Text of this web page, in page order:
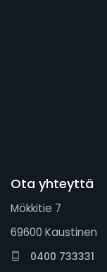
Ota yhteyttä
Mökkitie 7
69600 Kaustinen
0400 733331